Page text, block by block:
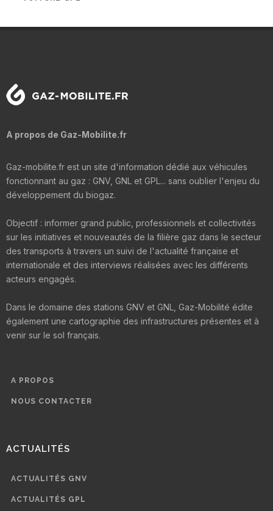
A propos de Gaz-Mobilite.fr
Gaz-mobilite.fr est un site d'information dédié aux véhicules
fonctionnant au gaz : GNV, GNL et GPL... sans oublier l'enjeu du
développement du biogaz.
Objectif : informer grand public, professionnels et collectivités
sur les initiatives et nouveautés de la filière gaz dans le secteur
des transports à travers un suivi de l'actualité française et
internationale et des interviews réalisées avec les différents
acteurs engagés.
Dans le domaine des stations GNV et GNL, Gaz-Mobilité édite
également une cartographie des infrastructures présentes et à
venir sur le sol français.
A PROPOS
NOUS CONTACTER
ACTUALITÉS
ACTUALITÉS GNV
ACTUALITÉS GPL